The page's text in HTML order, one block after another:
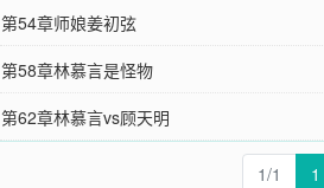
第54章师娘姜初弦
第58章林慕言是怪物
第62章林慕言vs顾天明
1/1 1